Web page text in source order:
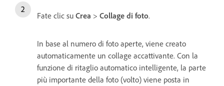
Fate clic su Crea > Collage di foto.
In base al numero di foto aperte, viene creato
automaticamente un collage accattivante. Con la
funzione di ritaglio automatico intelligente, la parte
più importante della foto (volto) viene posta in